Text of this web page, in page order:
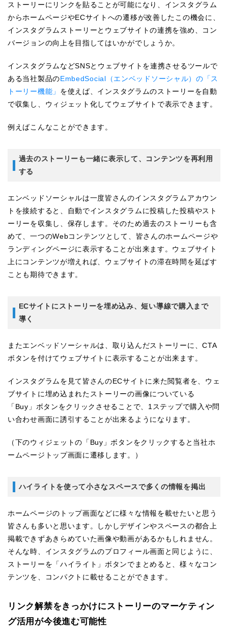
ストーリーにリンクを貼ることが可能になり、インスタグラム
からホームページやECサイトへの遷移が改善したこの機会に、
インスタグラムストーリーとウェブサイトの連携を強め、コン
バージョンの向上を目指してはいかがでしょうか。
インスタグラムなどSNSとウェブサイトを連携させるツールで
ある当社製品のEmbedSocial（エンベッドソーシャル）の「ス
トーリー機能」 を使えば、インスタグラムのストーリーを自動
で収集し、ウィジェット化してウェブサイトで表示できます。
例えばこんなことができます。
過去のストーリーも一緒に表示して、コンテンツを再利用
する
エンベッドソーシャルは一度皆さんのインスタグラムアカウン
トを接続すると、自動でインスタグラムに投稿した投稿やスト
ーリーを収集し、保存します。そのため過去のストーリーも含
めて、一つのWebコンテンツとして、皆さんのホームページや
ランディングページに表示することが出来ます。ウェブサイト
上にコンテンツが増えれば、ウェブサイトの滞在時間を延ばす
ことも期待できます。
ECサイトにストーリーを埋め込み、短い導線で購入まで
導く
またエンベッドソーシャルは、取り込んだストーリーに、CTA
ボタンを付けてウェブサイトに表示することが出来ます。
インスタグラムを見て皆さんのECサイトに来た閲覧者を、ウェ
ブサイトに埋め込まれたストーリーの画像についている
「Buy」ボタンをクリックさせることで、1ステップで購入や問
い合わせ画面に誘引することが出来るようになります。
（下のウィジェットの「Buy」ボタンをクリックすると当社ホ
ームページトップ画面に遷移します。）
ハイライトを使って小さなスペースで多くの情報を掲出
ホームページのトップ画面などに様々な情報を載せたいと思う
皆さんも多いと思います。しかしデザインやスペースの都合上
掲載できずあきらめていた画像や動画があるかもしれません。
そんな時、インスタグラムのプロフィール画面と同じように、
ストーリーを「ハイライト」ボタンでまとめると、様々なコン
テンツを、コンパクトに載せることができます。
リンク解禁をきっかけにストーリーのマーケティン
グ活用が今後進む可能性